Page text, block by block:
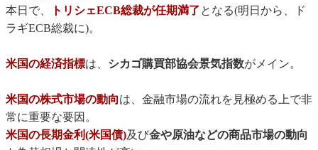
本日で、
トリシェECB総裁が任期満了となる(明日から、ド
ラギECB総裁に)。
米国の経済指標は、 シカゴ購買部協会景気指数がメイン。
米国の株式市場の動向は、金融市場の流れを見極める上で非
常に重要な要因。
米国の長期金利(米国債)及び金や原油などの商品市場の動向